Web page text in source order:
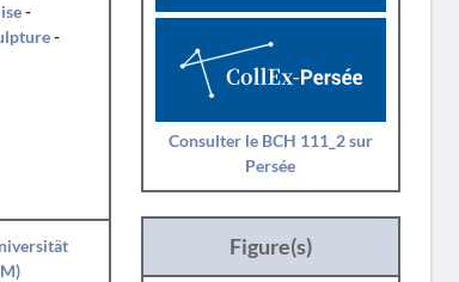
-
-
Consulter le BCH 111_2 sur
Persée
Figure(s)